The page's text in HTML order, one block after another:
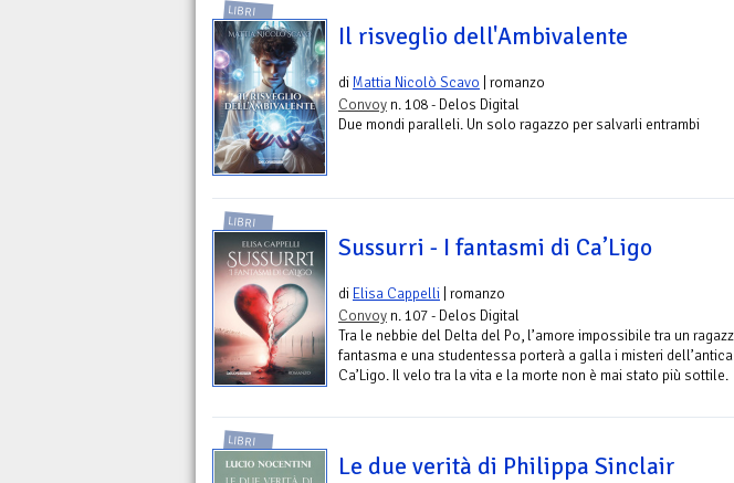
LIBRI
Il risveglio dell'Ambivalente
di Mattia Nicolò Scavo | romanzo
Convoy n. 108 - Delos Digital
Due mondi paralleli. Un solo ragazzo per salvarli entrambi
LIBRI
Sussurri - I fantasmi di Ca’Ligo
di Elisa Cappelli | romanzo
Convoy n. 107 - Delos Digital
Tra le nebbie del Delta del Po, l’amore impossibile tra un
fantasma e una studentessa porterà a galla i misteri dell’antica
Ca’Ligo. Il velo tra la vita e la morte non è mai stato più sottile.
LIBRI
Le due verità di Philippa Sinclair